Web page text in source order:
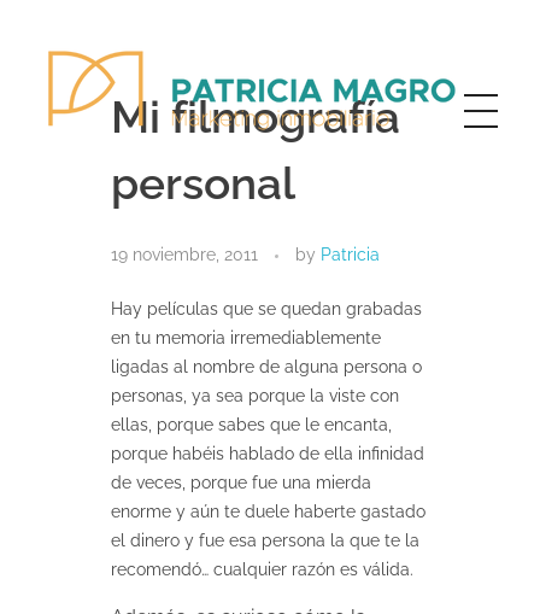
Mi filmografía
personal
19 noviembre, 2011 by Patricia
Hay películas que se quedan grabadas
en tu memoria irremediablemente
ligadas al nombre de alguna persona o
personas, ya sea porque la viste con
ellas, porque sabes que le encanta,
porque habéis hablado de ella infinidad
de veces, porque fue una mierda
enorme y aún te duele haberte gastado
el dinero y fue esa persona la que te la
recomendó… cualquier razón es válida.